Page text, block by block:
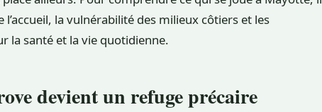
la vulnérabilité des milieux côtiers et les
la santé et la vie quotidienne.
devient un refuge précaire